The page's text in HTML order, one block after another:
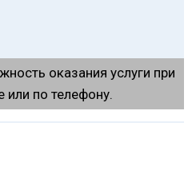
оказания услуги при
или по телефону.